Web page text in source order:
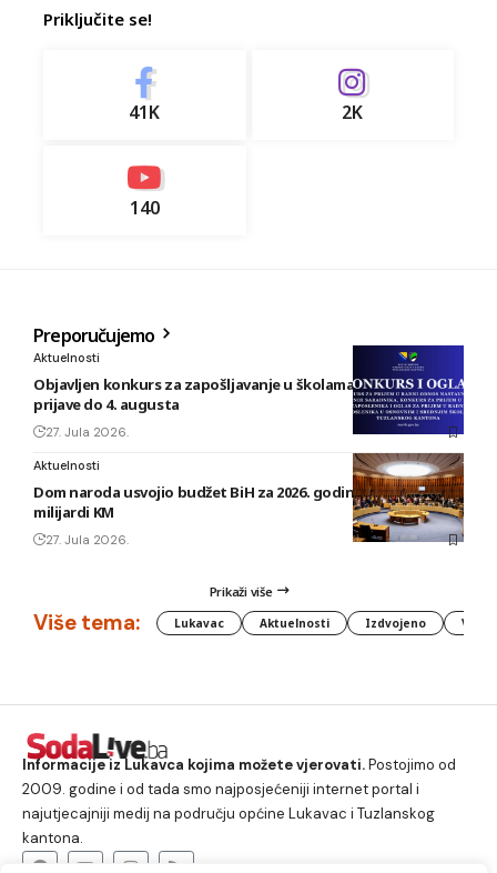
Priključite se!
41K 2K
140
Preporučujemo
Aktuelnosti
Objavljen konkurs za zapošljavanje u školama TK: Rok za
prijave do 4. augusta
27. Jula 2026.
Aktuelnosti
Dom naroda usvojio budžet BiH za 2026. godinu vrijedan 1,58
milijardi KM
27. Jula 2026.
Prikaži više
Više tema: Lukavac Aktuelnosti Izdvojeno
Informacije iz Lukavca kojima možete vjerovati.Postojimo od
2009. godine i od tada smo najposjećeniji internet portal i
najutjecajniji medij na području općine Lukavac i Tuzlanskog
kantona.